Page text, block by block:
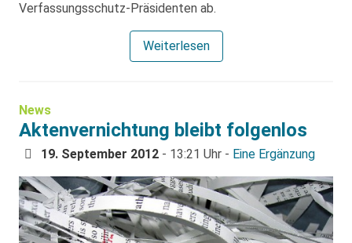
Verfassungsschutz-Präsidenten ab.
Weiterlesen
News
Aktenvernichtung bleibt folgenlos
19. September 2012 - 13:21 Uhr - Eine Ergänzung